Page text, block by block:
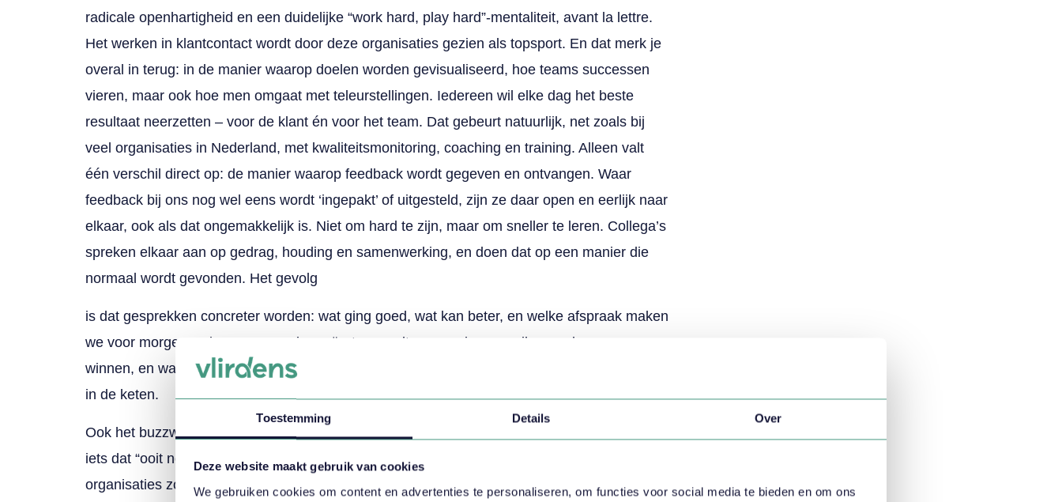
Toestemming Details Over
Deze website maakt gebruik van cookies
We gebruiken cookies om content en advertenties te personaliseren, om functies voor social media te bieden en om ons
radicale openhartigheid en een duidelijke “work hard, play hard”-mentaliteit, avant la lettre.
Het werken in klantcontact wordt door deze organisaties gezien als topsport. En dat merk je
overal in terug: in de manier waarop doelen worden gevisualiseerd, hoe teams successen
vieren, maar ook hoe men omgaat met teleurstellingen. Iedereen wil elke dag het beste
resultaat neerzetten – voor de klant én voor het team. Dat gebeurt natuurlijk, net zoals bij
veel organisaties in Nederland, met kwaliteitsmonitoring, coaching en training. Alleen valt
één verschil direct op: de manier waarop feedback wordt gegeven en ontvangen. Waar
feedback bij ons nog wel eens wordt ‘ingepakt’ of uitgesteld, zijn ze daar open en eerlijk naar
elkaar, ook als dat ongemakkelijk is. Niet om hard te zijn, maar om sneller te leren. Collega’s
spreken elkaar aan op gedrag, houding en samenwerking, en doen dat op een manier die
normaal wordt gevonden. Het gevolg
is dat gesprekken concreter worden: wat ging goed, wat kan beter, en welke afspraak maken
we voor morgen? Die transparantie creëert een cultuur waarin men wil veranderen en
winnen, en waarin verantwoordelijkheid niet alleen bij leidinggevenden ligt, maar bij iedereen
in de keten.
Ook het buzzword Artificial Intelligence kwam uitgebreid aan bod. AI wordt niet gezien als
iets dat “ooit nog wel een keer” zijn toetreding zal maken in klantcontact; het is er al, en
organisaties zoeken actief naar processen waarin het direct waarde kan toevoegen. Denk